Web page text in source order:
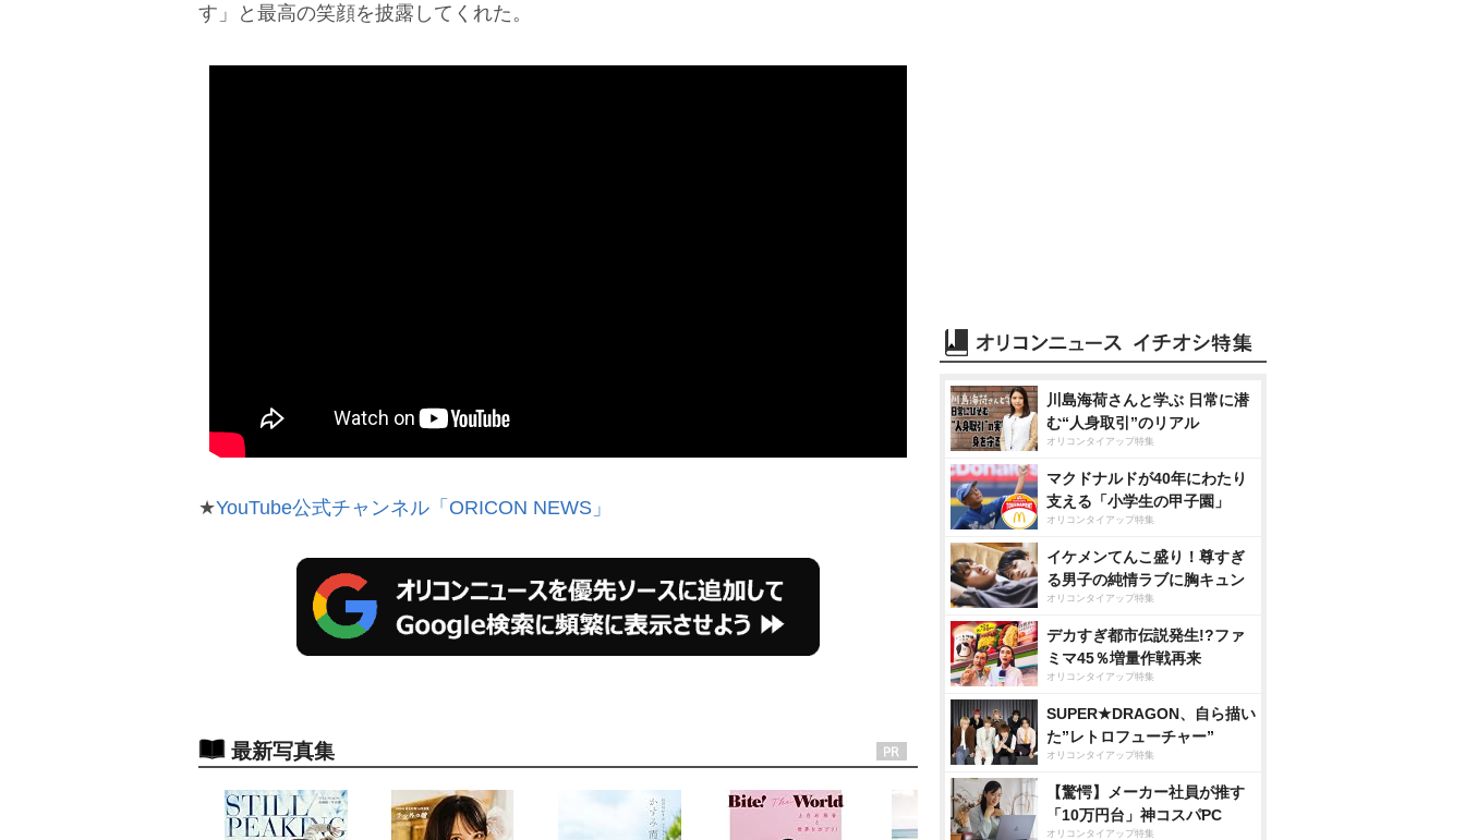
す」と最高の笑顔を披露してくれた。
★YouTube公式チャンネル「ORICON NEWS」
最新写真集
川島海荷さんと学ぶ 日常に潜
む“人身取引”のリアル
オリコンタイアップ特集
マクドナルドが40年にわたり
支える「小学生の甲子園」
オリコンタイアップ特集
イケメンてんこ盛り！尊すぎ
る男子の純情ラブに胸キュン
オリコンタイアップ特集
デカすぎ都市伝説発生!?ファ
ミマ45％増量作戦再来
オリコンタイアップ特集
SUPER★DRAGON、自ら描い
た”レトロフューチャー”
オリコンタイアップ特集
【驚愕】メーカー社員が推す
「10万円台」神コスパPC
オリコンタイアップ特集